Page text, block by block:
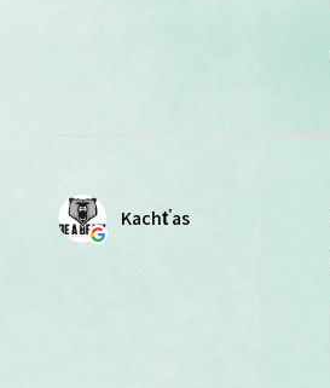
Kachťas